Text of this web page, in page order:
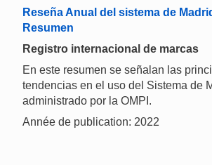
Reseña Anual del sistema de
Resumen
Registro internacional de marcas
En este resumen se señalan las
tendencias en el uso del Sistema de
administrado por la OMPI.
Année de publication: 2022